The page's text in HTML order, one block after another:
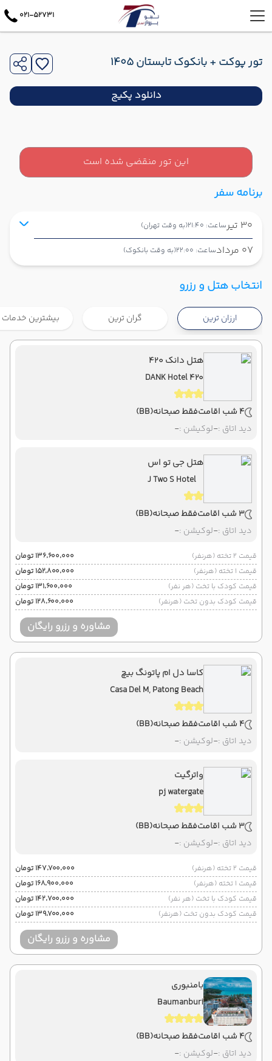
021-52731
تور پوکت + بانکوک تابستان 1405
دانلود پکیج
این تور منقضی شده است
برنامه سفر
30 تیر ساعت: 21:40 (به وقت تهران)
07 مرداد ساعت: 22:00 (به وقت بانکوک)
شروع سفر تهران ,
نوع سفر :هواییEconomy ماهان
ساعت حرکت :21:40
07:00
پایان سفر بانکوک , فرودگاه بین‌المللی سووارنابومی BKK
تهران ,
نوع سفر :هواییEconomy
انتخاب هتل و رزرو
ارزان ترین گران ترین بیشترین خدمات
هتل دانک ۴۲۰
DANK Hotel 420
4 شب اقامت فقط صبحانه(BB)
دید اتاق :-لوکیشن :-
هتل جی تو اس
J Two S Hotel
3 شب اقامت فقط صبحانه(BB)
دید اتاق :-لوکیشن :-
قیمت 2 تخته (هرنفر)
۱۳۶٬۶۰۰٬۰۰۰ تومان
قیمت 1 تخته (هرنفر)
۱۵۲٬۸۰۰٬۰۰۰ تومان
قیمت کودک با تخت (هر نفر)
۱۳۱٬۶۰۰٬۰۰۰ تومان
قیمت کودک بدون تخت (هرنفر)
۱۲۸٬۶۰۰٬۰۰۰ تومان
مشاوره و رزرو رایگان
کاسا دل ام پاتونگ بیچ
Casa Del M, Patong Beach
4 شب اقامت فقط صبحانه(BB)
دید اتاق :-لوکیشن :-
واترگیت
pj watergate
3 شب اقامت فقط صبحانه(BB)
دید اتاق :-لوکیشن :-
قیمت 2 تخته (هرنفر)
۱۴۷٬۷۰۰٬۰۰۰ تومان
قیمت 1 تخته (هرنفر)
۱۶۸٬۹۰۰٬۰۰۰ تومان
قیمت کودک با تخت (هر نفر)
۱۴۲٬۷۰۰٬۰۰۰ تومان
قیمت کودک بدون تخت (هرنفر)
۱۳۹٬۷۰۰٬۰۰۰ تومان
مشاوره و رزرو رایگان
بامنبوری
Baumanburi
4 شب اقامت فقط صبحانه(BB)
دید اتاق :-لوکیشن :-